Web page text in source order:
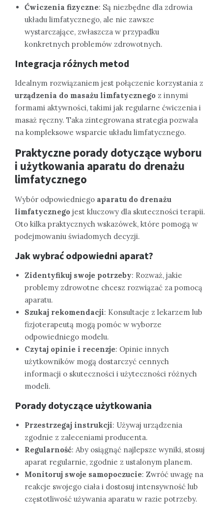
Ćwiczenia fizyczne: Są niezbędne dla zdrowia
układu limfatycznego, ale nie zawsze
wystarczające, zwłaszcza w przypadku
konkretnych problemów zdrowotnych.
Integracja różnych metod
Idealnym rozwiązaniem jest połączenie korzystania z
urządzenia do masażu limfatycznego z innymi
formami aktywności, takimi jak regularne ćwiczenia i
masaż ręczny. Taka zintegrowana strategia pozwala
na kompleksowe wsparcie układu limfatycznego.
Praktyczne porady dotyczące wyboru
i użytkowania aparatu do drenażu
limfatycznego
Wybór odpowiedniego aparatu do drenażu
limfatycznego jest kluczowy dla skuteczności terapii.
Oto kilka praktycznych wskazówek, które pomogą w
podejmowaniu świadomych decyzji.
Jak wybrać odpowiedni aparat?
Zidentyfikuj swoje potrzeby: Rozważ, jakie
problemy zdrowotne chcesz rozwiązać za pomocą
aparatu.
Szukaj rekomendacji: Konsultacje z lekarzem lub
fizjoterapeutą mogą pomóc w wyborze
odpowiedniego modelu.
Czytaj opinie i recenzje: Opinie innych
użytkowników mogą dostarczyć cennych
informacji o skuteczności i użyteczności różnych
modeli.
Porady dotyczące użytkowania
Przestrzegaj instrukcji: Używaj urządzenia
zgodnie z zaleceniami producenta.
Regularność: Aby osiągnąć najlepsze wyniki, stosuj
aparat regularnie, zgodnie z ustalonym planem.
Monitoruj swoje samopoczucie: Zwróć uwagę na
reakcje swojego ciała i dostosuj intensywność lub
częstotliwość używania aparatu w razie potrzeby.